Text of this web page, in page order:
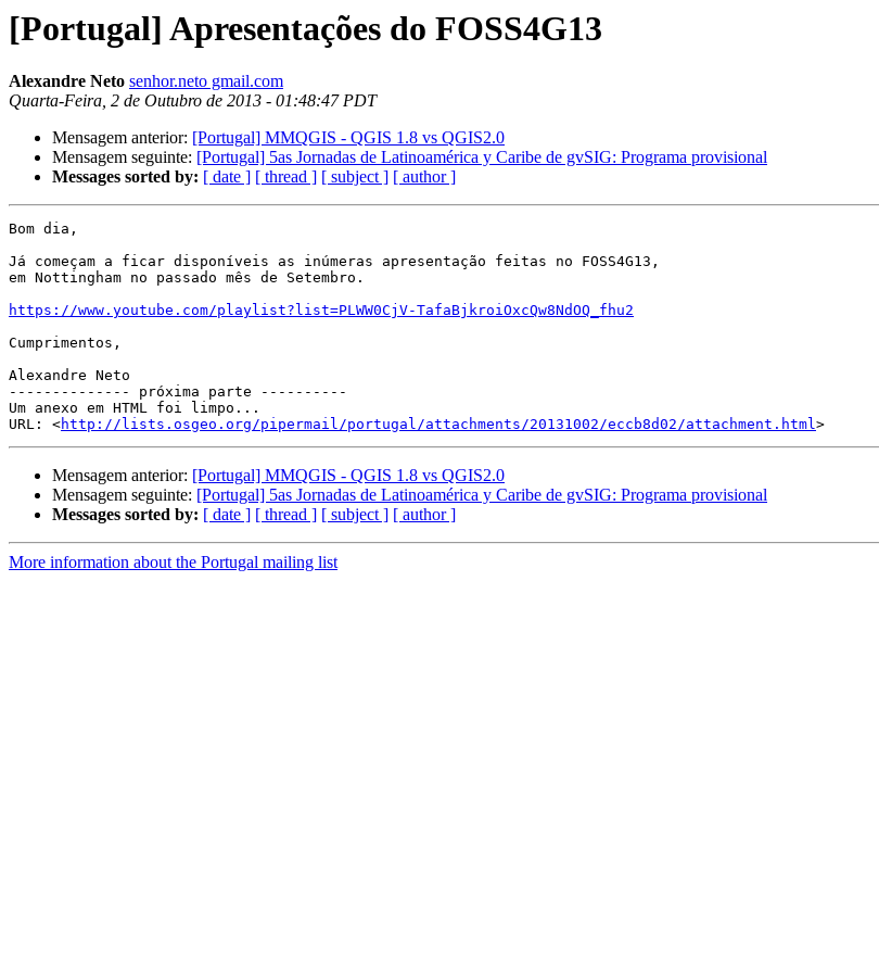
[Portugal] Apresentações do FOSS4G13
Alexandre Neto senhor.neto gmail.com
Quarta-Feira, 2 de Outubro de 2013 - 01:48:47 PDT
Mensagem anterior: [Portugal] MMQGIS - QGIS 1.8 vs QGIS2.0
Mensagem seguinte: [Portugal] 5as Jornadas de Latinoamérica y Caribe de gvSIG: Programa provisional
Messages sorted by: [ date ] [ thread ] [ subject ] [ author ]
Bom dia,
Já começam a ficar disponíveis as inúmeras apresentação feitas no FOSS4G13,
em Nottingham no passado mês de Setembro.
https://www.youtube.com/playlist?list=PLWW0CjV-TafaBjkroiOxcQw8NdOQ_fhu2
Cumprimentos,
Alexandre Neto
-------------- próxima parte ----------
Um anexo em HTML foi limpo...
URL: <http://lists.osgeo.org/pipermail/portugal/attachments/20131002/eccb8d02/attachment.html
Mensagem anterior: [Portugal] MMQGIS - QGIS 1.8 vs QGIS2.0
Mensagem seguinte: [Portugal] 5as Jornadas de Latinoamérica y Caribe de gvSIG: Programa provisional
Messages sorted by: [ date ] [ thread ] [ subject ] [ author ]
More information about the Portugal mailing list